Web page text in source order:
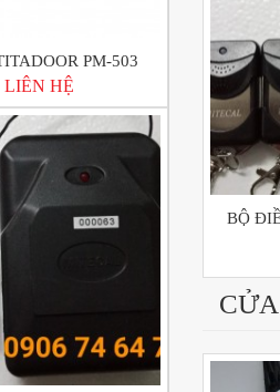
PM-503
LIÊN HỆ
BỘ